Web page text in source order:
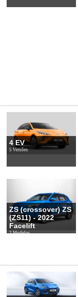
4 EV
5 Versões
ZS (crossover) ZS
(ZS11) - 2022
Facelift
2 Modelos